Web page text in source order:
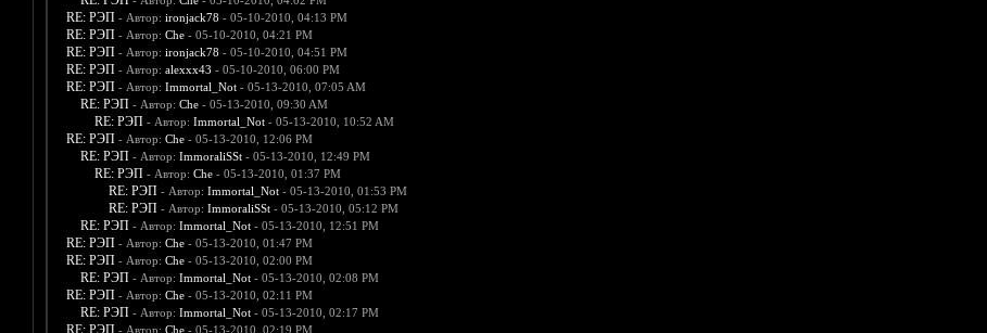
RE: РЭП - Автор: ironjack78 - 05-10-2010, 04:13 PM
RE: РЭП - Автор: Che- 05-10-2010, 04:21 PM
RE: РЭП - Автор: ironjack78 - 05-10-2010, 04:51 PM
RE: РЭП - Автор: alexxx43 - 05-10-2010, 06:00 PM
RE: РЭП - Автор: Immortal_Not- 05-13-2010, 07:05 AM
RE: РЭП - Автор: Che- 05-13-2010, 09:30 AM
RE: РЭП - Автор: Immortal_Not- 05-13-2010, 10:52 AM
RE: РЭП - Автор: Che- 05-13-2010, 12:06 PM
RE: РЭП - Автор: ImmoraliSSt- 05-13-2010, 12:49 PM
RE: РЭП - Автор: Che- 05-13-2010, 01:37 PM
RE: РЭП - Автор: Immortal_Not- 05-13-2010, 01:53 PM
RE: РЭП - Автор: ImmoraliSSt- 05-13-2010, 05:12 PM
RE: РЭП - Автор: Immortal_Not- 05-13-2010, 12:51 PM
RE: РЭП - Автор: Che- 05-13-2010, 01:47 PM
RE: РЭП - Автор: Che- 05-13-2010, 02:00 PM
RE: РЭП - Автор: Immortal_Not- 05-13-2010, 02:08 PM
RE: РЭП - Автор: Che- 05-13-2010, 02:11 PM
RE: РЭП - Автор: Immortal_Not- 05-13-2010, 02:17 PM
RE: РЭП - Автор: Che- 05-13-2010, 02:19 PM